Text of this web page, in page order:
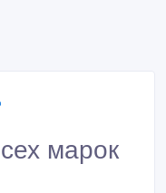
марок